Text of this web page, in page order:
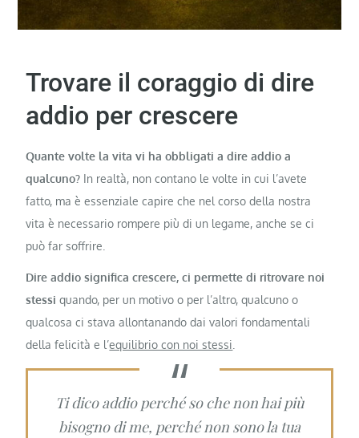
Trovare il coraggio di dire
addio per crescere
Quante volte la vita vi ha obbligati a dire addio a
qualcuno? In realtà, non contano le volte in cui l’avete
fatto, ma è essenziale capire che nel corso della nostra
vita è necessario rompere più di un legame, anche se ci
può far soffrire.
Dire addio significa crescere, ci permette di ritrovare noi
stessi quando, per un motivo o per l’altro, qualcuno o
qualcosa ci stava allontanando dai valori fondamentali
della felicità e l’equilibrio con noi stessi.
Ti dico addio perché so che non hai più
bisogno di me, perché non sono la tua